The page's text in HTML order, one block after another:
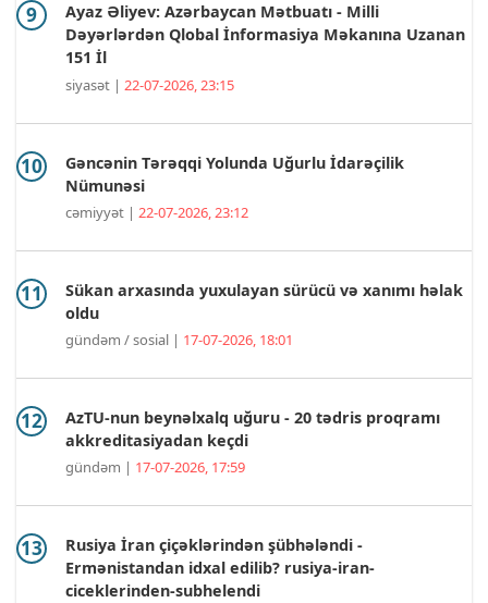
Ayaz Əliyev: Azərbaycan Mətbuatı - Milli
Dəyərlərdən Qlobal İnformasiya Məkanına Uzanan
151 İl
siyasət | 22-07-2026, 23:15
Gəncənin Tərəqqi Yolunda Uğurlu İdarəçilik
Nümunəsi
cəmiyyət | 22-07-2026, 23:12
Sükan arxasında yuxulayan sürücü və xanımı həlak
oldu
gündəm / sosial | 17-07-2026, 18:01
AzTU-nun beynəlxalq uğuru - 20 tədris proqramı
akkreditasiyadan keçdi
gündəm | 17-07-2026, 17:59
Rusiya İran çiçəklərindən şübhələndi -
Ermənistandan idxal edilib? rusiya-iran-
ciceklerinden-subhelendi